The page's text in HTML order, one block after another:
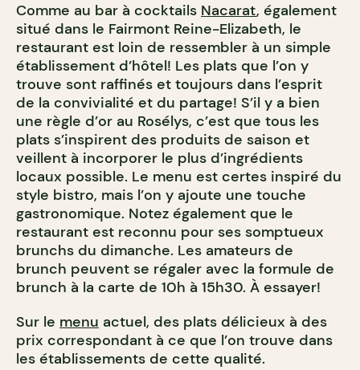
Comme au bar à cocktails Nacarat, également
situé dans le Fairmont Reine-Elizabeth, le
restaurant est loin de ressembler à un simple
établissement d’hôtel! Les plats que l’on y
trouve sont raffinés et toujours dans l’esprit
de la convivialité et du partage! S’il y a bien
une règle d’or au Rosélys, c’est que tous les
plats s’inspirent des produits de saison et
veillent à incorporer le plus d’ingrédients
locaux possible. Le menu est certes inspiré du
style bistro, mais l’on y ajoute une touche
gastronomique. Notez également que le
restaurant est reconnu pour ses somptueux
brunchs du dimanche. Les amateurs de
brunch peuvent se régaler avec la formule de
brunch à la carte de 10h à 15h30. À essayer!
Sur le menu actuel, des plats délicieux à des
prix correspondant à ce que l’on trouve dans
les établissements de cette qualité.